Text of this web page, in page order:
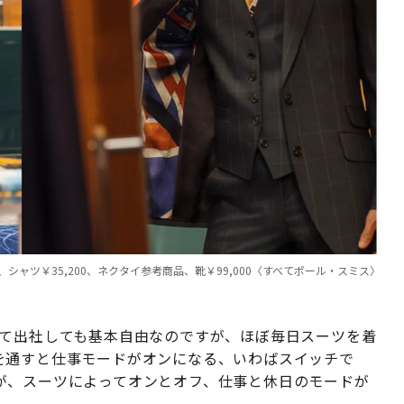
ャツ￥35,200、ネクタイ参考商品、靴￥99,000〈すべてポール・スミス〉
社しても基本自由なのですが、ほぼ毎日スーツを着
すと仕事モードがオンになる、いわばスイッチで
スーツによってオンとオフ、仕事と休日のモードが